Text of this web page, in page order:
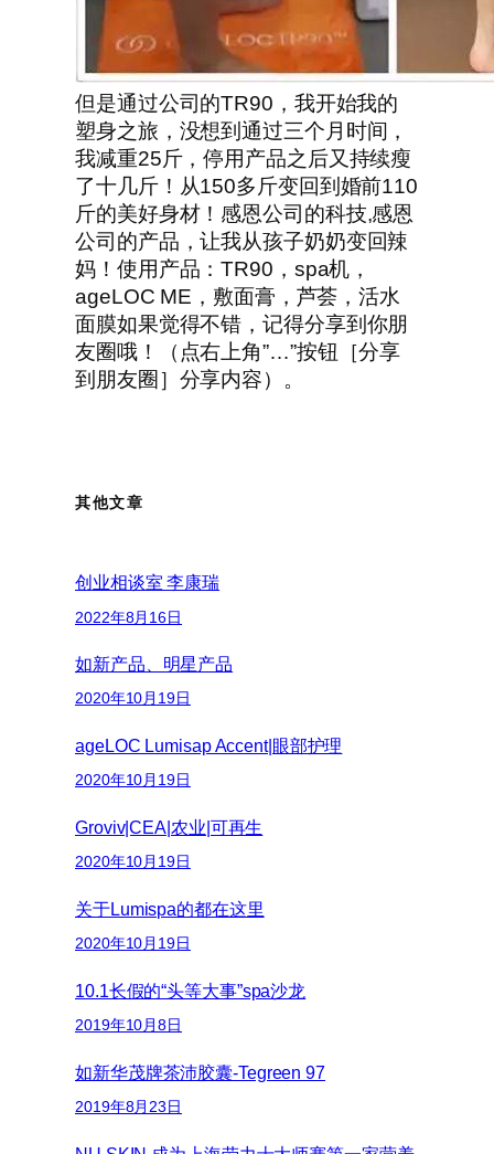
但是通过公司的TR90，我开始我的
塑身之旅，没想到通过三个月时间，
我减重25斤，停用产品之后又持续瘦
了十几斤！从150多斤变回到婚前110
斤的美好身材！感恩公司的科技,感恩
公司的产品，让我从孩子奶奶变回辣
妈！使用产品：TR90，spa机，
ageLOC ME，敷面膏，芦荟，活水
面膜如果觉得不错，记得分享到你朋
友圈哦！（点右上角”…”按钮［分享
到朋友圈］分享内容）。
其他文章
创业相谈室 李康瑞
2022年8月16日
如新产品、明星产品
2020年10月19日
ageLOC Lumisap Accent|眼部护理
2020年10月19日
Groviv|CEA|农业|可再生
2020年10月19日
关于Lumispa的都在这里
2020年10月19日
10.1长假的“头等大事”spa沙龙
2019年10月8日
如新华茂牌茶沛胶囊-Tegreen 97
2019年8月23日